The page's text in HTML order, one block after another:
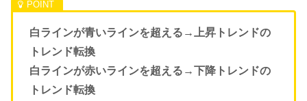
白ラインが青いラインを超える→上昇トレンドの
トレンド転換
白ラインが赤いラインを超える→下降トレンドの
トレンド転換